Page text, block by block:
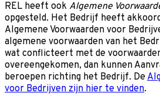
REL heeft ook Algemene
opgesteld. Het Bedrijf heeft
Algemene Voorwaarden voor
algemene voorwaarden van het
wat conflicteert met de
overeengekomen, dan kunnen
beroepen richting het Bedrijf. De
voor Bedrijven zijn hier te vinden.